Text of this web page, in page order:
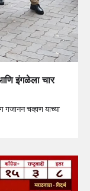
इंगळेला चार
गजानन चव्हाण याच्या